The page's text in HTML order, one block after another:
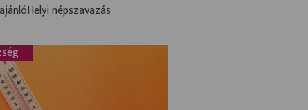
Helyi népszavazás